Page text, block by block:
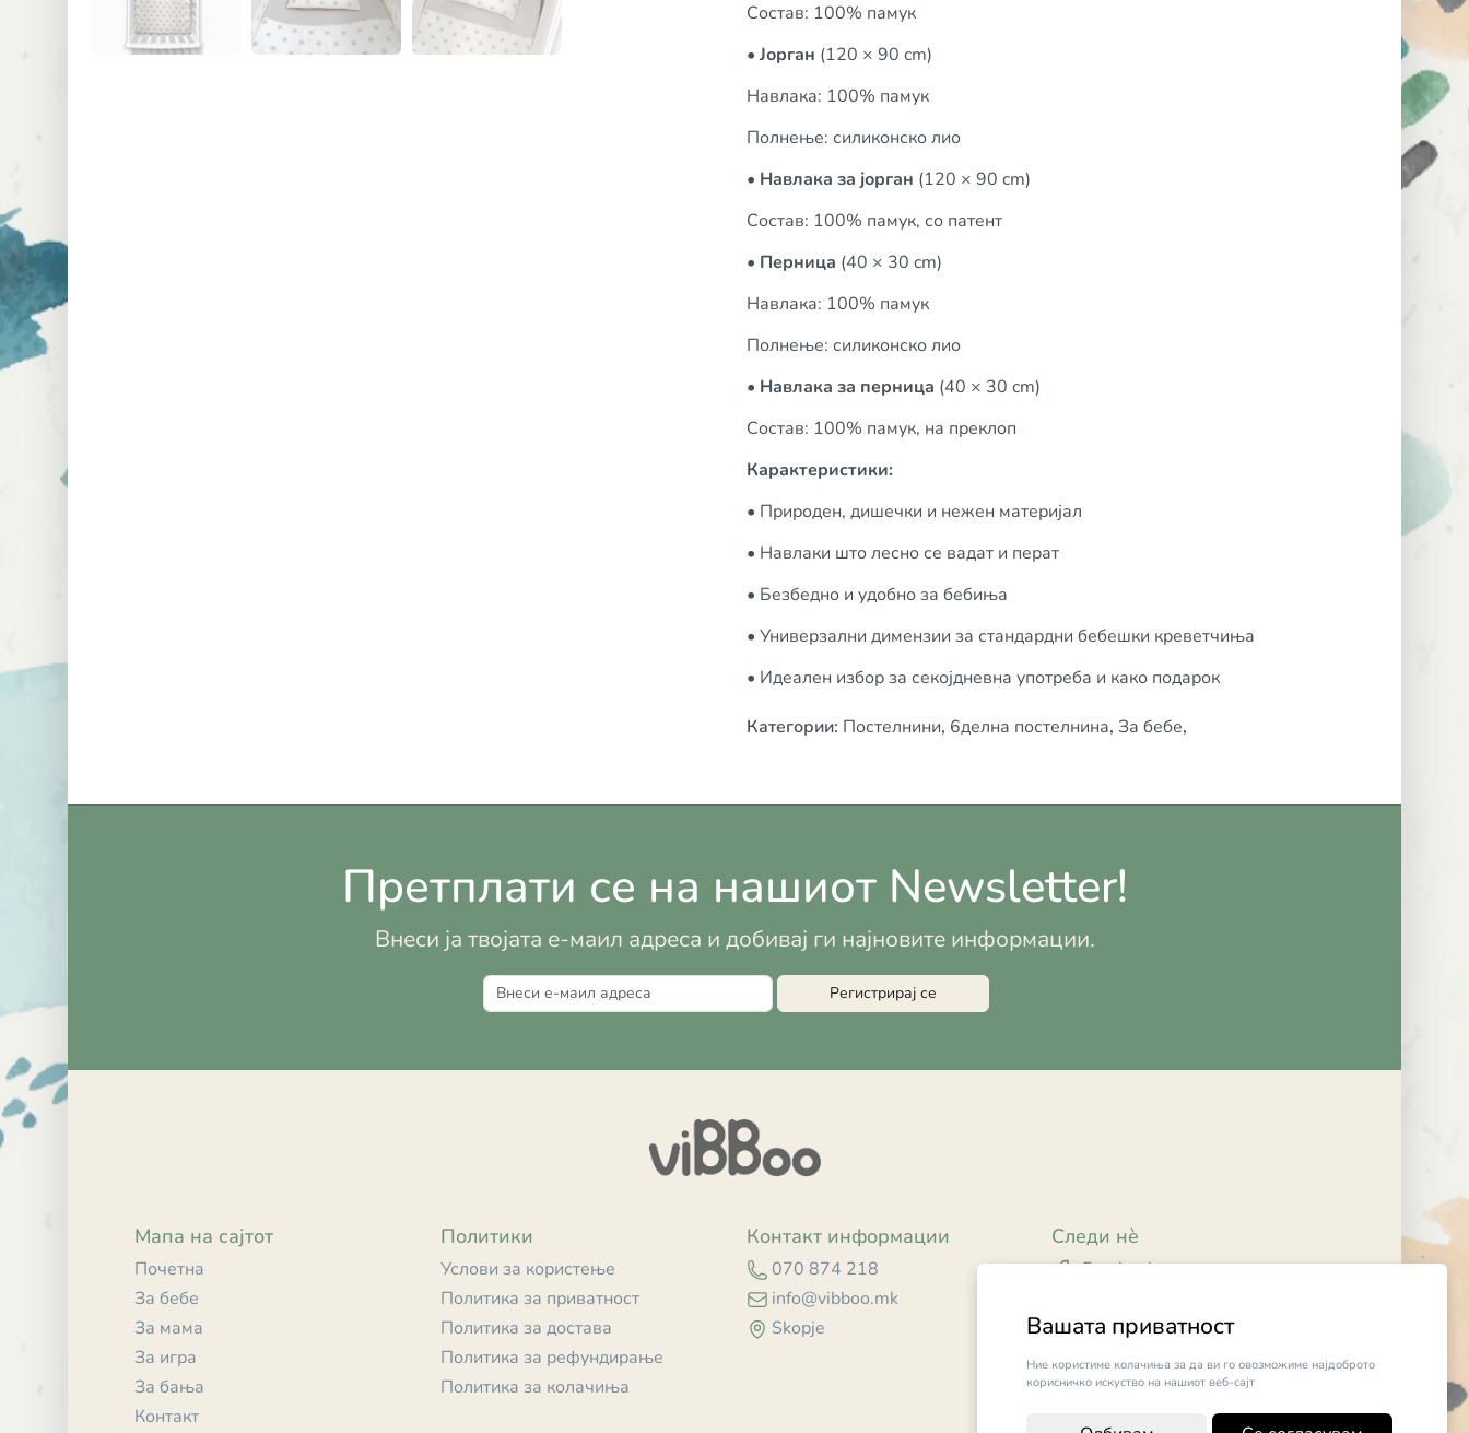
Вашата приватност
Ние користиме колачиња за да ви го овозможиме најдоброто
корисничко искуство на нашиот веб-сајт
Состав: 100% памук
• Јорган (120 × 90 cm)
Навлака: 100% памук
Полнење: силиконско лио
• Навлака за јорган (120 × 90 cm)
Состав: 100% памук, со патент
• Перница (40 × 30 cm)
Навлака: 100% памук
Полнење: силиконско лио
• Навлака за перница (40 × 30 cm)
Состав: 100% памук, на преклоп
Карактеристики:
• Природен, дишечки и нежен материјал
• Навлаки што лесно се вадат и перат
• Безбедно и удобно за бебиња
• Универзални димензии за стандардни бебешки креветчиња
• Идеален избор за секојдневна употреба и како подарок
Категории: Постелнини, 6делна постелнина, За бебе,
Претплати се на нашиот Newsletter!
Внеси ја твојата е-маил адреса и добивај ги најновите информации.
Регистрирај се
Мапа на сајтот
Почетна
За бебе
За мама
За игра
За бања
Контакт
Политики
Услови за користење
Политика за приватност
Политика за достава
Политика за рефундирање
Политика за колачиња
Контакт информации
070 874 218
info@vibboo.mk
Skopje
Следи нè
Facebook